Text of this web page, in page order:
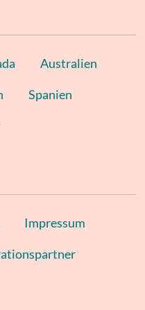
Australien
Spanien
Impressum